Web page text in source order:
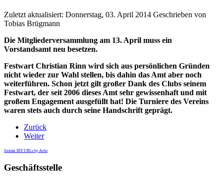
Zuletzt aktualisiert: Donnerstag, 03. April 2014 Geschrieben von
Tobias Brügmann
Die Mitgliederversammlung am 13. April muss ein
Vorstandsamt neu besetzen.
Festwart Christian Rinn wird sich aus persönlichen Gründen
nicht wieder zur Wahl stellen, bis dahin das Amt aber noch
weiterführen. Schon jetzt gilt großer Dank des Clubs seinem
Festwart, der seit 2006 dieses Amt sehr gewissenhaft und mit
großem Engagement ausgefüllt hat! Die Turniere des Vereins
waren stets auch durch seine Handschrift geprägt.
Zurück
Weiter
Joomla SEF URLs by Artio
Geschäftsstelle